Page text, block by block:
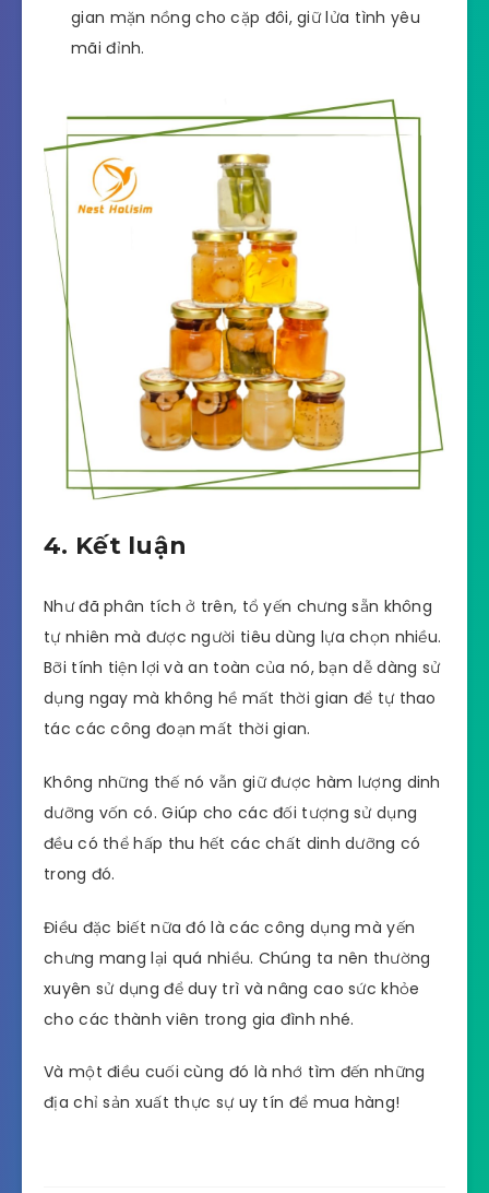
gian mặn nồng cho cặp đôi, giữ lửa tình yêu
mãi đỉnh.
4. Kết luận
Như đã phân tích ở trên, tổ yến chưng sẵn không
tự nhiên mà được người tiêu dùng lựa chọn nhiều.
Bỡi tính tiện lợi và an toàn của nó, bạn dễ dàng sử
dụng ngay mà không hề mất thời gian để tự thao
tác các công đoạn mất thời gian.
Không những thế nó vẫn giữ được hàm lượng dinh
dưỡng vốn có. Giúp cho các đối tượng sử dụng
đều có thể hấp thu hết các chất dinh dưỡng có
trong đó.
Điều đặc biết nữa đó là các công dụng mà yến
chưng mang lại quá nhiều. Chúng ta nên thường
xuyên sử dụng để duy trì và nâng cao sức khỏe
cho các thành viên trong gia đình nhé.
Và một điều cuối cùng đó là nhớ tìm đến những
địa chỉ sản xuất thực sự uy tín để mua hàng!